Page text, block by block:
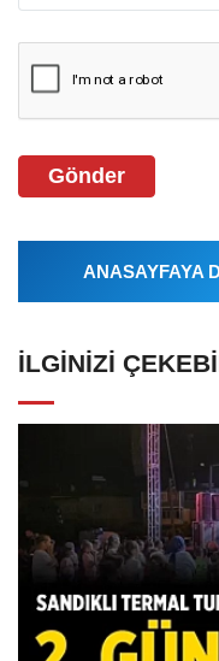
Gönder
ANASAYFAYA
İLGINIZI